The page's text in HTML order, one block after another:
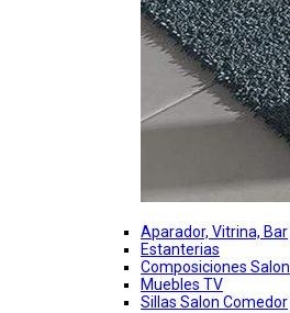
Aparador, Vitrina, Bar
Estanterias
Composiciones Salon
Muebles TV
Sillas Salon Comedor